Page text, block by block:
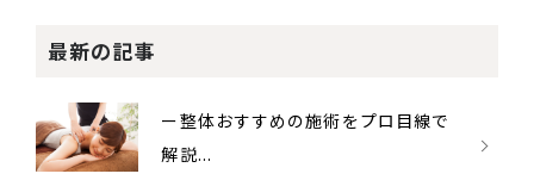
最新の記事
ー整体おすすめの施術をプロ目線で
解説...